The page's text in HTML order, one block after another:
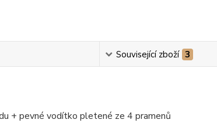
Související zboží 3
+ pevné vodítko pletené ze 4 pramenů